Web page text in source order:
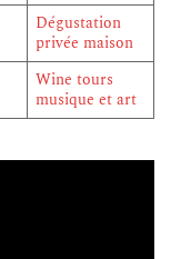
Dégustation
privée maison
Wine tours
musique et art